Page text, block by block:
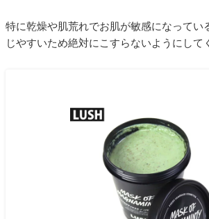
特に乾燥や肌荒れでお肌が敏感になってい
じやすいため絶対にこすらないようにして